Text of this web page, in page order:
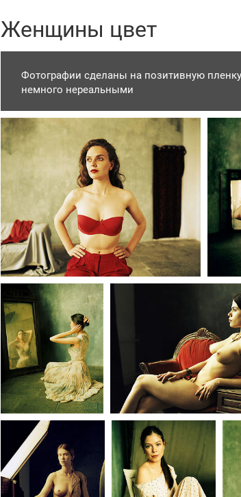
Женщины цвет
Фотографии сделаны на позитивную
немного нереальными